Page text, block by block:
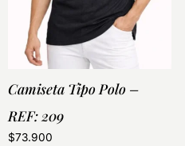
Camiseta Tipo Polo –
REF: 209
$73.900